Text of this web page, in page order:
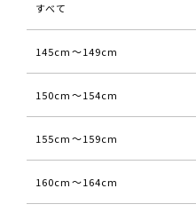
すべて
145cm〜149cm
150cm〜154cm
155cm〜159cm
160cm〜164cm